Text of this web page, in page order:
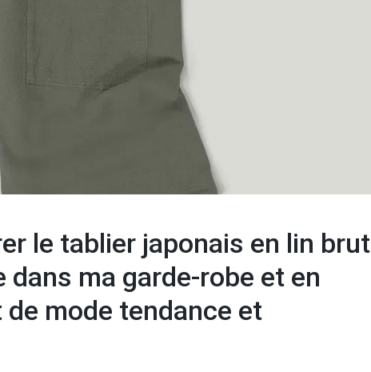
le tablier japonais en lin brut
dans ma garde-robe et en
mode tendance et